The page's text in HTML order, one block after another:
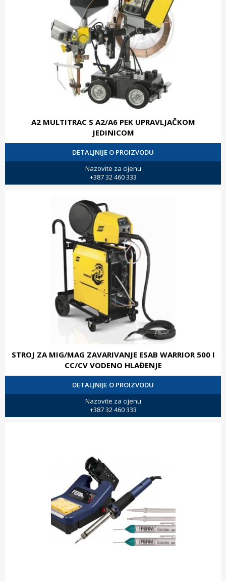
A2 MULTITRAC S A2/A6 PEK UPRAVLJAČKOM
JEDINICOM
DETALJNIJE O PROIZVODU
Nazovite za cijenu
+387 32 460 333
STROJ ZA MIG/MAG ZAVARIVANJE ESAB WARRIOR 500 I
CC/CV VODENO HLAĐENJE
DETALJNIJE O PROIZVODU
Nazovite za cijenu
+387 32 460 333